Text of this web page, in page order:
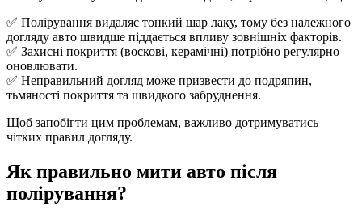
✅ Полірування видаляє тонкий шар лаку, тому без належного
догляду авто швидше піддається впливу зовнішніх факторів.
✅ Захисні покриття (воскові, керамічні) потрібно регулярно
оновлювати.
✅ Неправильний догляд може призвести до подряпин,
тьмяності покриття та швидкого забруднення.
Щоб запобігти цим проблемам, важливо дотримуватись
чітких правил догляду.
Як правильно мити авто після
полірування?